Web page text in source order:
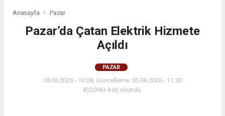
Anasayfa Pazar
Pazar’da Çatan Elektrik Hizmete
Açıldı
PAZAR
05.06.2026 - 10:28, Güncelleme: 05.06.2026 - 11:20
432094+ kez okundu.